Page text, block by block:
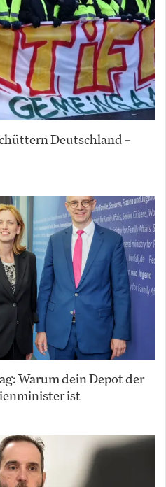
Deutschland –
Warum dein Depot der
ist